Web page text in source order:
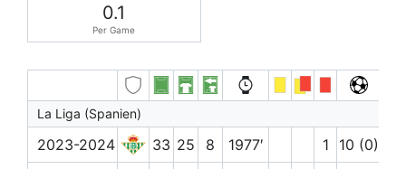
0.1
Per Game
La Liga (Spanien)
2023-2024 33 25 8 1977′ 1 10 (0)